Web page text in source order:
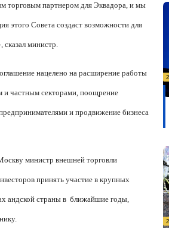
торговым партнером для Эквадора, и мы
этого Совета создаст возможности для
сказал министр.
нацелено на расширение работы
и частным секторами, поощрение
и продвижение бизнеса
министр внешней торговли
принять участие в крупных
андской страны в ближайшие годы,